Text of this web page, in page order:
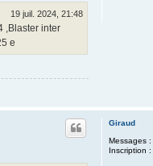
19 juil. 2024, 21:48
,Blaster inter
e
Giraud
Messages :
Inscription :